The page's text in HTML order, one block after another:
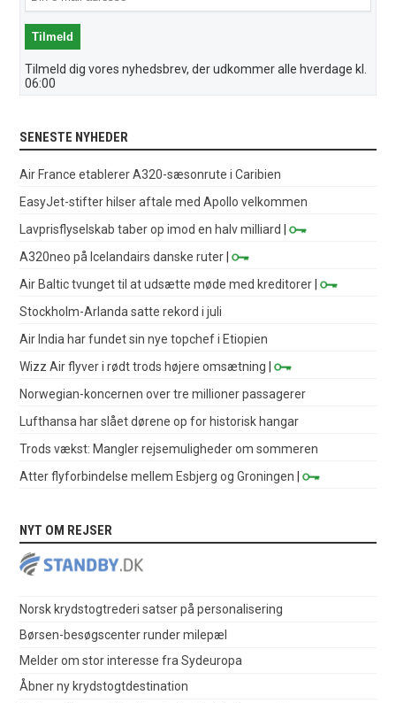
Tilmeld dig vores nyhedsbrev, der udkommer alle hverdage kl.
06:00
SENESTE NYHEDER
Air France etablerer A320-sæsonrute i Caribien
EasyJet-stifter hilser aftale med Apollo velkommen
Lavprisflyselskab taber op imod en halv milliard
|
A320neo på Icelandairs danske ruter |
Air Baltic tvunget til at udsætte møde med kreditorer |
Stockholm-Arlanda satte rekord i juli
Air India har fundet sin nye topchef i Etiopien
Wizz Air flyver i rødt trods højere omsætning |
Norwegian-koncernen over tre millioner passagerer
Lufthansa har slået dørene op for historisk hangar
Trods vækst: Mangler rejsemuligheder om sommeren
Atter flyforbindelse mellem Esbjerg og Groningen |
NYT OM REJSER
Norsk krydstogtrederi satser på personalisering
Børsen-besøgscenter runder milepæl
Melder om stor interesse fra Sydeuropa
Åbner ny krydstogtdestination